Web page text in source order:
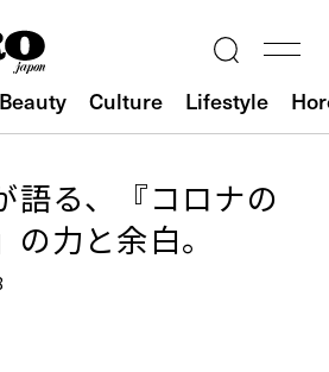
Beauty Culture Lifestyle
語る、『コロナの
力と余白。